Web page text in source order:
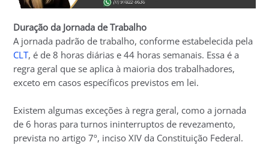
Duração da Jornada de Trabalho
A jornada padrão de trabalho, conforme estabelecida pela
CLT, é de 8 horas diárias e 44 horas semanais. Essa é a
regra geral que se aplica à maioria dos trabalhadores,
exceto em casos específicos previstos em lei.
Existem algumas exceções à regra geral, como a jornada
de 6 horas para turnos ininterruptos de revezamento,
prevista no artigo 7º, inciso XIV da Constituição Federal.